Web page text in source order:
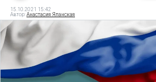
15.10.2021 15:42
Автор:Анастасия Яланская